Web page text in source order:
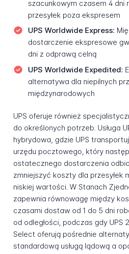
szacunkowym czasem 4 dni
przesyłek poza ekspresem
UPS Worldwide Express:
dostarczenie ekspresowe
dni z odprawą celną
UPS Worldwide Expedited:
alternatywa dla niepilnych
międzynarodowych
UPS oferuje również
do określonych potrzeb. Usługa
hybrydowa, gdzie UPS
urzędu pocztowego, który
ostatecznego dostarczenia
zmniejszyć koszty dla przesyłek
niskiej wartości. W Stanach
zapewnia równowagę między
czasami dostaw od 1 do 5 dni
od odległości, podczas gdy UPS
Select oferują pośrednie
standardową usługą lądową a